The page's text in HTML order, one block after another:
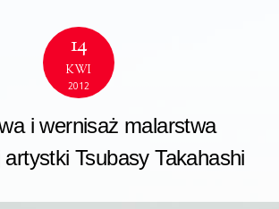
14
KWI
2012
i wernisaż malarstwa
Tsubasy Takahashi